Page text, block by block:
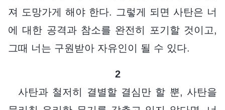
져 도망가게 해야 한다. 그렇게 되면 사탄은 너
에 대한 공격과 참소를 완전히 포기할 것이고,
그때 너는 구원받아 자유인이 될 수 있다.
2
사탄과 철저히 결별할 결심만 할 뿐, 사탄을